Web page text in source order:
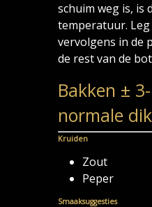
schuim weg is, is
temperatuur.
vervolgens in de
de rest van de
Bakken ±
normale
Kruiden
Zout
Peper
Smaaksuggesties